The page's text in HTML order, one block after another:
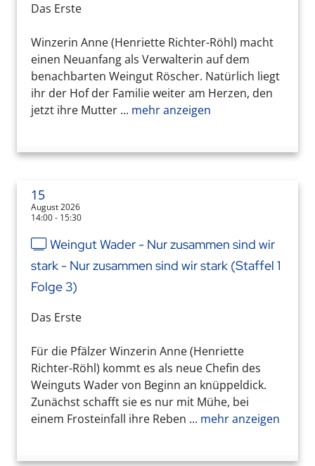
Das Erste
Winzerin Anne (Henriette Richter-Röhl) macht
einen Neuanfang als Verwalterin auf dem
benachbarten Weingut Röscher. Natürlich liegt
ihr der Hof der Familie weiter am Herzen, den
jetzt ihre Mutter ... mehr anzeigen
15
August 2026
14:00 - 15:30
Weingut Wader - Nur zusammen sind wir
stark - Nur zusammen sind wir stark (Staffel 1
Folge 3)
Das Erste
Für die Pfälzer Winzerin Anne (Henriette
Richter-Röhl) kommt es als neue Chefin des
Weinguts Wader von Beginn an knüppeldick.
Zunächst schafft sie es nur mit Mühe, bei
einem Frosteinfall ihre Reben ... mehr anzeigen